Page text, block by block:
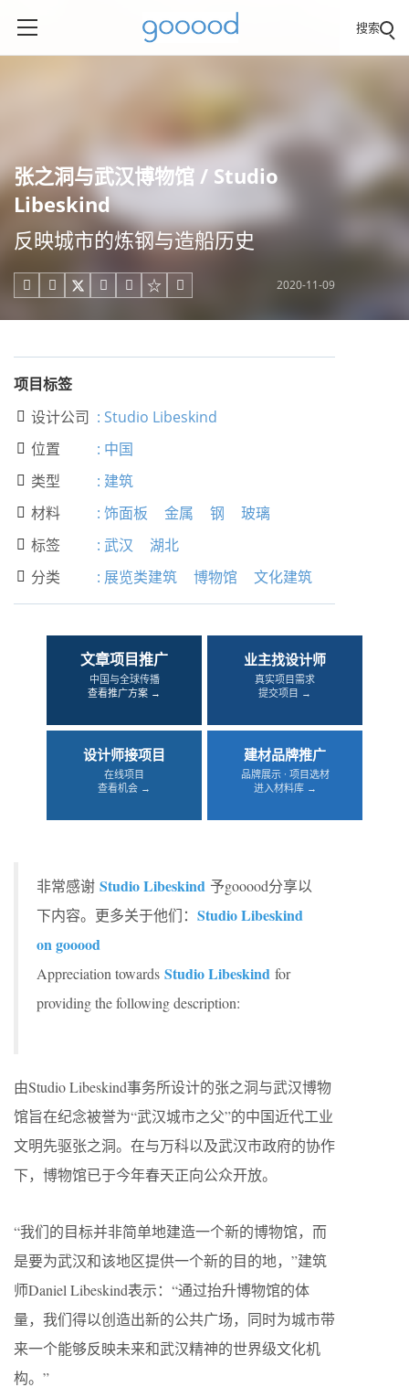
搜索
张之洞与武汉博物馆 / Studio
Libeskind
反映城市的炼钢与造船历史
     2020-11-09
项目标签
 设计公司 : Studio Libeskind
 位置 : 中国
 类型 : 建筑
 材料 : 饰面板 金属 钢 玻璃
 标签 : 武汉 湖北
 分类 : 展览类建筑 博物馆 文化建筑
文章项目推广
中国与全球传播
查看推广方案 →
业主找设计师
真实项目需求
提交项目 →
设计师接项目
在线项目
查看机会 →
建材品牌推广
品牌展示 · 项目选材
进入材料库 →
非常感谢 Studio Libeskind 予gooood分享以
下内容。更多关于他们： Studio Libeskind
on gooood
Appreciation towards Studio Libeskind for
providing the following description:
由Studio Libeskind事务所设计的张之洞与武汉博物
馆旨在纪念被誉为“武汉城市之父”的中国近代工业
文明先驱张之洞。在与万科以及武汉市政府的协作
下，博物馆已于今年春天正向公众开放。
“我们的目标并非简单地建造一个新的博物馆，而
是要为武汉和该地区提供一个新的目的地，”建筑
师Daniel Libeskind表示：“通过抬升博物馆的体
量，我们得以创造出新的公共广场，同时为城市带
来一个能够反映未来和武汉精神的世界级文化机
构。”